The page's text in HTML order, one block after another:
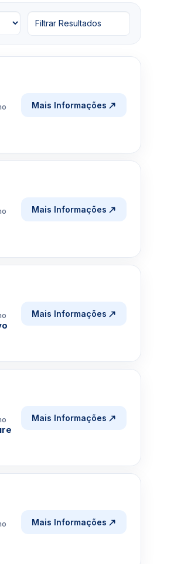
Filtrar Resultados
Mais Informações
Mais Informações
Mais Informações
Mais Informações
Mais Informações